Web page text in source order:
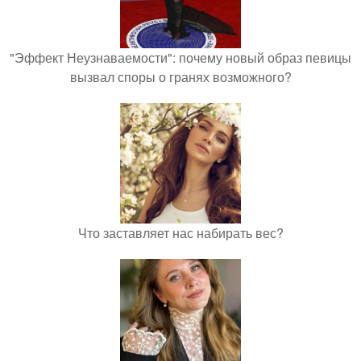
"Эффект Неузнаваемости": почему новый образ певицы
вызвал споры о гранях возможного?
Что заставляет нас набирать вес?